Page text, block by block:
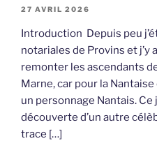
27 AVRIL 2026
Introduction Depuis peu
notariales de Provins et j’y
remonter les ascendants
Marne, car pour la
un personnage Nantais.
découverte d’un autre
trace […]